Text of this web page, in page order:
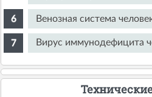
Венозная система
Вирус иммунодефицита